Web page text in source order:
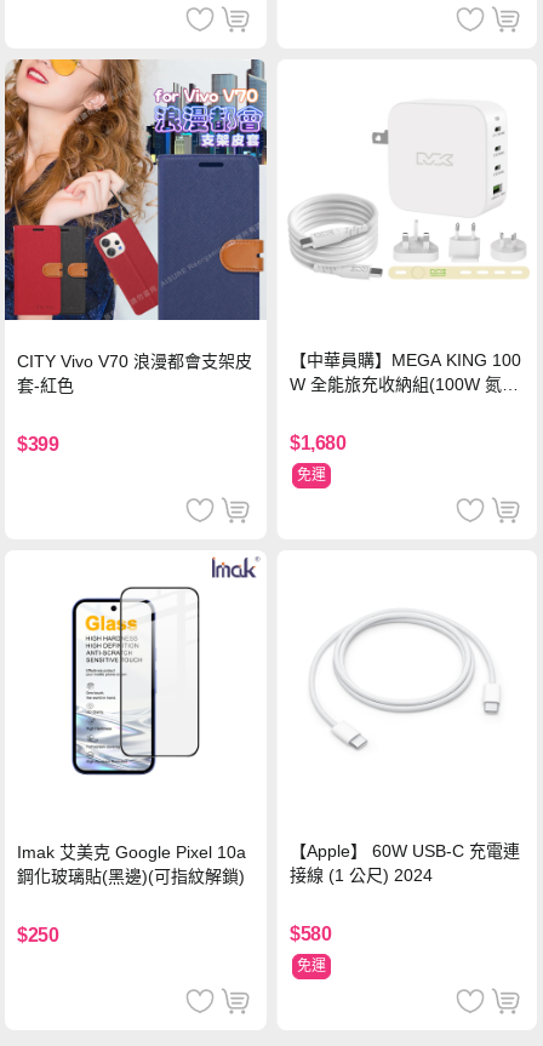
CITY Vivo V70 浪漫都會支架皮
套-紅色
$399
【中華員購】MEGA KING 100
W 全能旅充收納組(100W 氮化
萬國轉接器)
$1,680
免運
Imak 艾美克 Google Pixel 10a
鋼化玻璃貼(黑邊)(可指紋解鎖)
$250
【Apple】 60W USB-C 充電連
接線 (1 公尺) 2024
$580
免運